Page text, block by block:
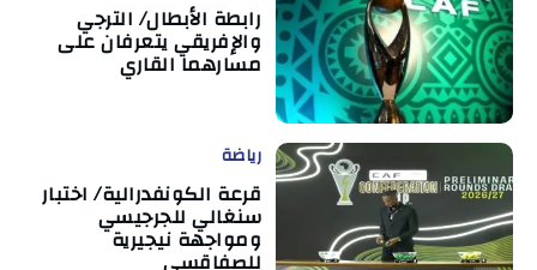
رابطة الأبطال/ الترجي
والإفريقي يتعرفان على
مسارهما القاري
رياضة
قرعة الكونفدرالية/ اختبار
سنغالي للجرجيسي
ومواجهة نيجيرية
للصفاقسي